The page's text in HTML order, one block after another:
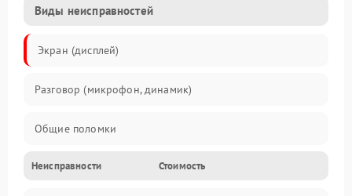
Виды неисправностей
Экран (дисплей)
Разговор (микрофон, динамик)
Общие поломки
Проблемы связи
Неисправности Стоимость